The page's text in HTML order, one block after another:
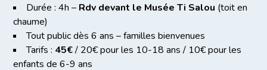
Durée : 4h – Rdv devant le Musée Ti Salou (toit en
chaume)
Tout public dès 6 ans – familles bienvenues
Tarifs : 45€/ 20€ pour les 10-18 ans / 10€ pour les
enfants de 6-9 ans